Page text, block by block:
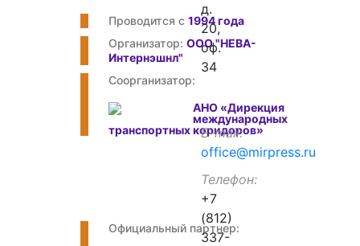
Проводится с 1994 года
Организатор: ООО "НЕВА-
Интернэшнл"
Соорганизатор:
АНО «Дирекция
международных
транспортных коридоров»
Официальный партнер:
д.
20,
оф.
34
E-mail
office@mirpress.ru
Телефон
+7
(812)
337-